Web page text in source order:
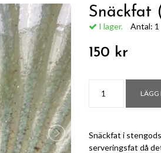
Snäckfat
I lager. Antal: 1
150 kr
LÄGG
Snäckfat i
serveringsfat då